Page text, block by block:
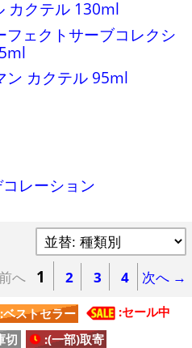
カクテル 130ml
フェクトサーブコレクシ
ン カクテル 95ml
レーション
へ 1 2 3 4 次へ →
ストセラー
:セール中
切 :(一部)取寄